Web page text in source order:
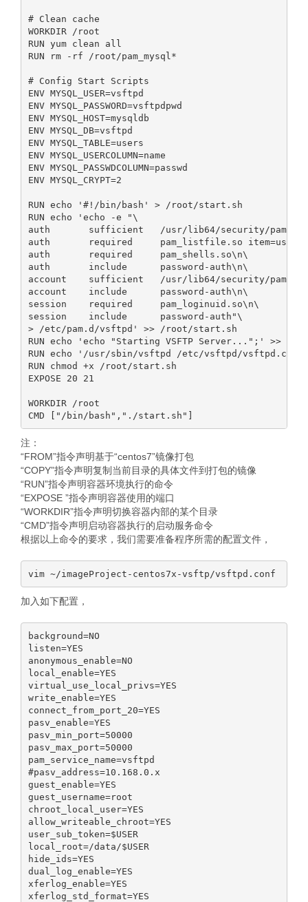
# Clean cache
WORKDIR /root
RUN yum clean all
RUN rm -rf /root/pam_mysql*
# Config Start Scripts
ENV MYSQL_USER=vsftpd
ENV MYSQL_PASSWORD=vsftpdpwd
ENV MYSQL_HOST=mysqldb
ENV MYSQL_DB=vsftpd
ENV MYSQL_TABLE=users
ENV MYSQL_USERCOLUMN=name
ENV MYSQL_PASSWDCOLUMN=passwd
ENV MYSQL_CRYPT=2
RUN echo '#!/bin/bash' > /root/start.sh
RUN echo 'echo -e "\
auth       sufficient   /usr/lib64/security/pam_mysql.so
auth       required     pam_listfile.so item=user
auth       required     pam_shells.so\n\
auth       include      password-auth\n\
account    sufficient   /usr/lib64/security/pam_mysql.so
account    include      password-auth\n\
session    required     pam_loginuid.so\n\
session    include      password-auth"\
> /etc/pam.d/vsftpd' >> /root/start.sh
RUN echo 'echo "Starting VSFTP Server...";' >> /
RUN echo '/usr/sbin/vsftpd /etc/vsftpd/
RUN chmod +x /root/start.sh
EXPOSE 20 21
WORKDIR /root
注：
“FROM”指令声明基于“centos7”镜像打包
“COPY”指令声明复制当前目录的具体文件到打包的镜像
“RUN”指令声明容器环境执行的命令
“EXPOSE ”指令声明容器使用的端口
“WORKDIR”指令声明切换容器内部的某个目录
“CMD”指令声明启动容器执行的启动服务命令
根据以上命令的要求，我们需要准备程序所需的配置文件，
加入如下配置，
background=NO
listen=YES
anonymous_enable=NO
local_enable=YES
virtual_use_local_privs=YES
write_enable=YES
connect_from_port_20=YES
pasv_enable=YES
pasv_min_port=50000
pasv_max_port=50000
pam_service_name=vsftpd
#pasv_address=10.168.0.x
guest_enable=YES
guest_username=root
chroot_local_user=YES
allow_writeable_chroot=YES
user_sub_token=$USER
local_root=/data/$USER
hide_ids=YES
dual_log_enable=YES
xferlog_enable=YES
xferlog_std_format=YES